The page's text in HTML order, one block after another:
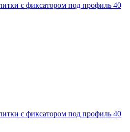
с фиксатором под профиль 40
с фиксатором под профиль 40